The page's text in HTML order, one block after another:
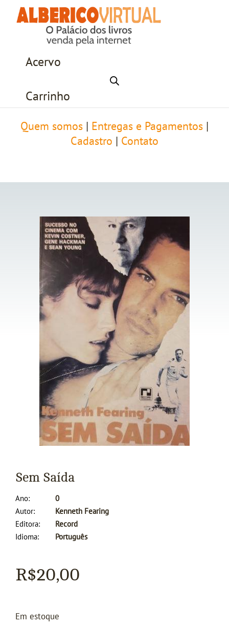
Acervo
Carrinho
Quem somos Entregas e Pagamentos
Cadastro
Contato
Sem Saída
Ano
0
Autor
Kenneth Fearing
Editora
Record
Idioma
Português
R$20,00
Em estoque